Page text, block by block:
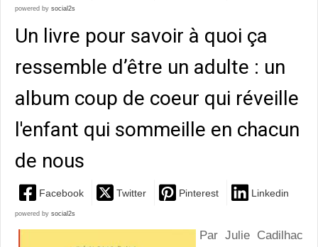
powered by social2s
Un livre pour savoir à quoi ça
ressemble d’être un adulte : un
album coup de coeur qui réveille
l'enfant qui sommeille en chacun
de nous
Facebook Twitter Pinterest Linkedin
powered by social2s
Par Julie Cadilhac